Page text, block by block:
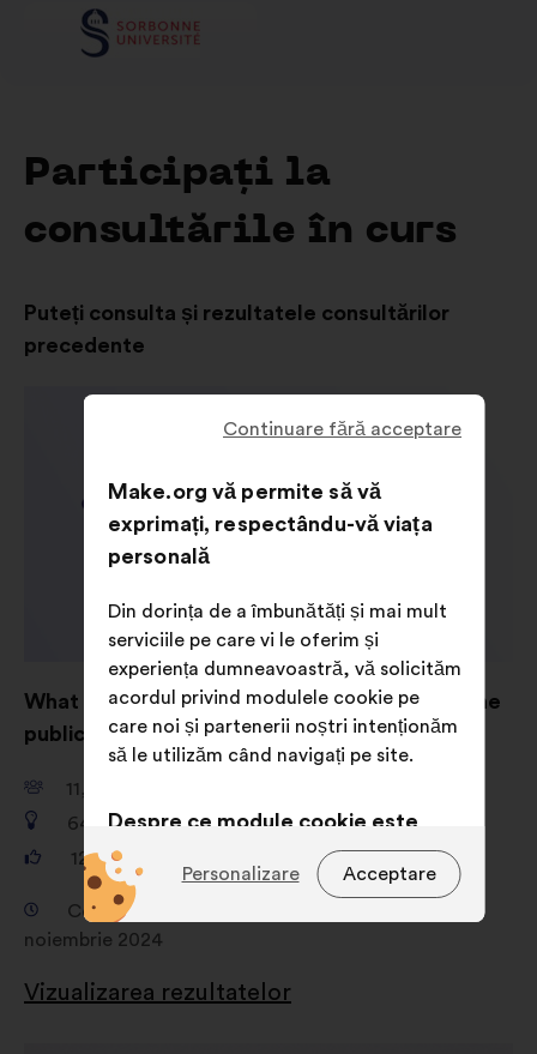
Participați la
consultările în curs
Puteți consulta și rezultatele consultărilor
precedente
What are your ideas for shaping AI to serve the
public good?
11,661
649
propuneri
121,325
Consultare de la 18 septembrie 2024 la 4
noiembrie 2024
Vizualizarea rezultatelor
Continuare fără acceptare
Make.org vă permite să vă
exprimați, respectându-vă viața
personală
Din dorința de a îmbunătăți și mai mult
serviciile pe care vi le oferim și
experiența dumneavoastră, vă solicităm
acordul privind modulele cookie pe
care noi și partenerii noștri intenționăm
să le utilizăm când navigați pe site.
Despre ce module cookie este
vorba?
module cookie
indispensabile pentru funcționarea
Legate de preferințe:
Acceptare
Personalizare